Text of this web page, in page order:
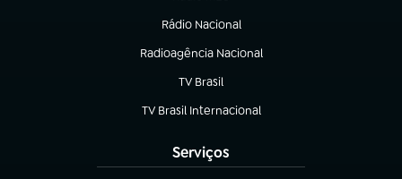
Rádio Nacional
Radioagência Nacional
(abre em nova aba)
TV Brasil
(abre em nova aba)
TV Brasil Internacional
(abre em nova aba)
Serviços